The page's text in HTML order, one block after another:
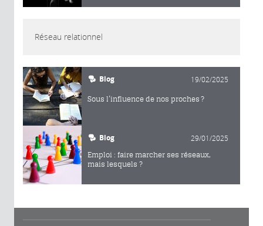
Réseau relationnel
Blog 19/02/2025
Sous l’influence de nos proches ?
Blog 29/01/2025
Emploi : faire marcher ses réseaux,
mais lesquels ?